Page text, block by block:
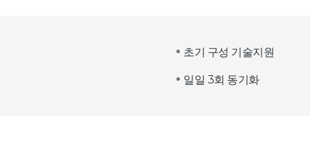
초기 구성 기술지원
일일 3회 동기화